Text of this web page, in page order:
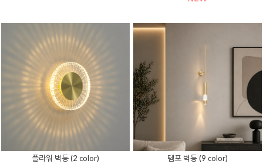
플라워 벽등 (2 color) 템포 벽등 (9 color)